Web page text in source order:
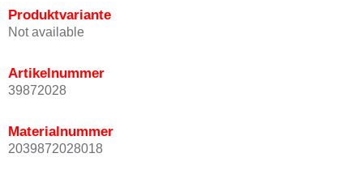
Produktvariante
Not available
Artikelnummer
39872028
Materialnummer
2039872028018